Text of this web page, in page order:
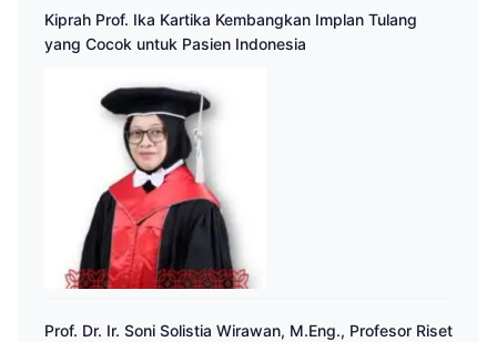
Kiprah Prof. Ika Kartika Kembangkan Implan Tulang
yang Cocok untuk Pasien Indonesia
Prof. Dr. Ir. Soni Solistia Wirawan, M.Eng., Profesor Riset